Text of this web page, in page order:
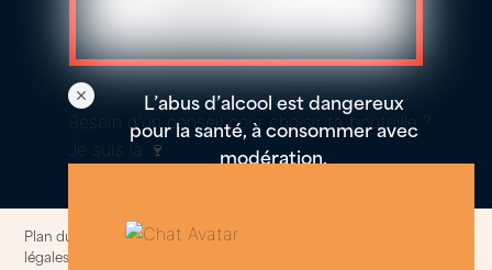
L’abus d’alcool est dangereux
pour la santé, à consommer avec
modération.
Plan du site Politique de confidentialités et cookies
légales
Besoin d'un conseil pour choisir ta bouteille ?
Je suis là 🍷